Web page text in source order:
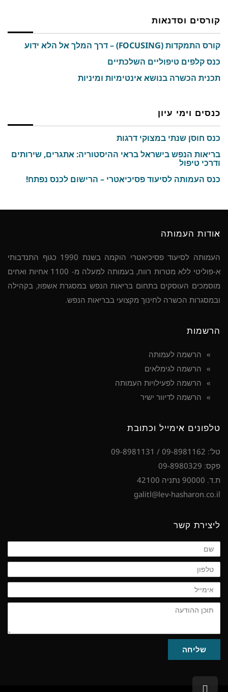
קורסים וסדנאות
קורס התמקדות (FOCUSING) – דרך המלך אל הלא ידוע
כנס קלפים טיפוליים השלכתיים
תכנית הכשרה בנושא אינטימיות ומיניות
כנסים וימי עיון
כנס חוסן שנתי במצוקי דרגות
בריאות הנפש בישראל בראי ההיסטוריה: אתגרים, שירותים
ודרכי טיפול
כנס העמותה לסיעוד פסיכיאטרי – הרישום לכנס נפתח!
אודות העמותה
העמותה לסיעוד פסיכיאטרי הוקמה בשנת 1990 כגוף התנדבותי
א-פוליטי ללא מטרות רווח, בעמותה למעלה מ- 1100 אחיות ואחים
מוסמכים העוסקים בתחום בריאות הנפש במסגרת אשפוז, בקהילה
ובמסגרות הכשרה לחינוך מקצועי בבריאות הנפש.
הרשמות
הרשמה לעמותה
הרשמה לגימלאים
הרשמה לפעילויות העמותה
הרשמה לדיוור ישיר
טלפונים אימייל וכתובת
טל': 09-8981162 / 09-8981131
פקס: 09-8980329
ת.ד. 90000 נתניה 42100
galitl@lev-hasharon.co.il
ליצירת קשר
שם
טלפון
אימייל
תוכן
ההודעה
שליחה